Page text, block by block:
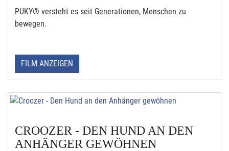
PUKY® versteht es seit Generationen, Menschen zu
bewegen.
FILM ANZEIGEN
CROOZER - DEN HUND AN DEN
ANHÄNGER GEWÖHNEN